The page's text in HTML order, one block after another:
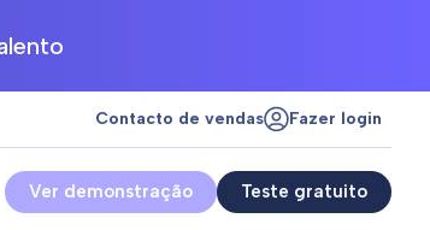
Contacto de vendas Fazer login
Teste gratuito
Ver demonstração